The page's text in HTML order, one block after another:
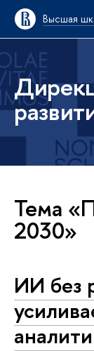
Высшая
Тема
2030»
ИИ без